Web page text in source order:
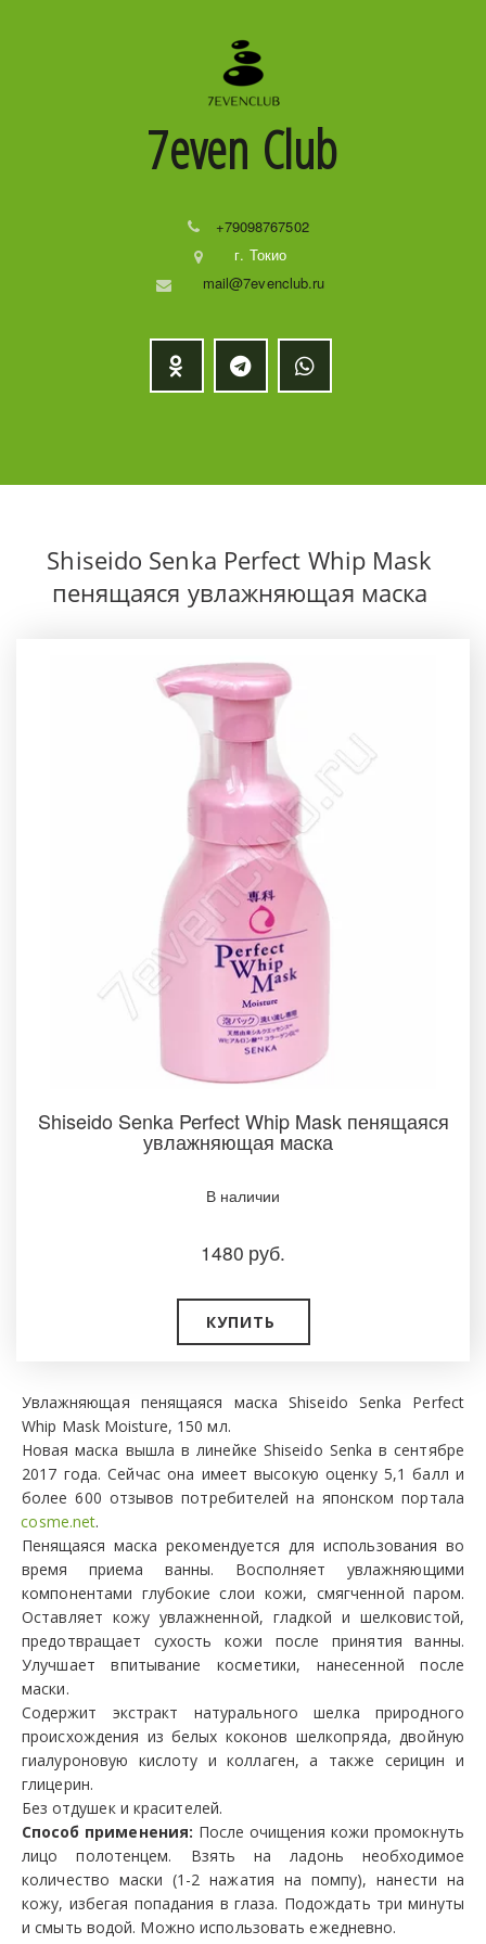
7even Club
+79098767502
г. Токио
mail@7evenclub.ru
Shiseido Senka Perfect Whip Mask
пенящаяся увлажняющая маска
Shiseido Senka Perfect Whip Mask пенящаяся
увлажняющая маска
В наличии­
1480 руб.
КУПИТЬ ­
Увлажняющая пенящаяся маска Shiseido Senka Perfect
Whip Mask Moisture, 150 мл.
Новая маска вышла в линейке Shiseido Senka в сентябре
2017 года. Сейчас она имеет высокую оценку 5,1 балл и
более 600 отзывов потребителей на японском портала
cosme.net.
Пенящаяся маска рекомендуется для использования во
время приема ванны. Восполняет увлажняющими
компонентами глубокие слои кожи, смягченной паром.
Оставляет кожу увлажненной, гладкой и шелковистой,
предотвращает сухость кожи после принятия ванны.
Улучшает впитывание косметики, нанесенной после
маски.
Содержит экстракт натурального шелка природного
происхождения из белых коконов шелкопряда, двойную
гиалуроновую кислоту и коллаген, а также серицин и
глицерин.
Без отдушек и красителей.
Способ применения: После очищения кожи промокнуть
лицо полотенцем. Взять на ладонь необходимое
количество маски (1-2 нажатия на помпу), нанести на
кожу, избегая попадания в глаза. Подождать три минуты
и смыть водой. Можно использовать ежедневно.